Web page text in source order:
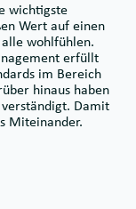
wichtigste
Wert auf einen
wohlfühlen.
erfüllt
im Bereich
hinaus haben
Damit
Miteinander.